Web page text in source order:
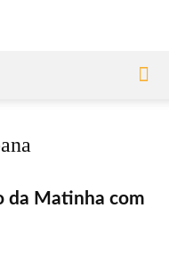
da Matinha com